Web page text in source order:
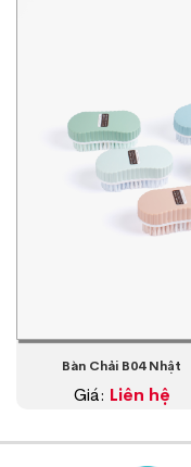
Bàn Chải B04 Nhật
Giá: Liên hệ